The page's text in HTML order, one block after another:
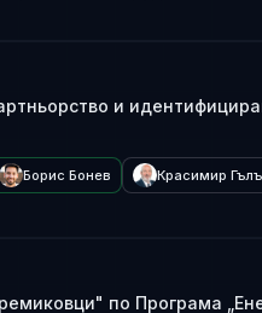
и
Борис Бонев Красимир
по Програма